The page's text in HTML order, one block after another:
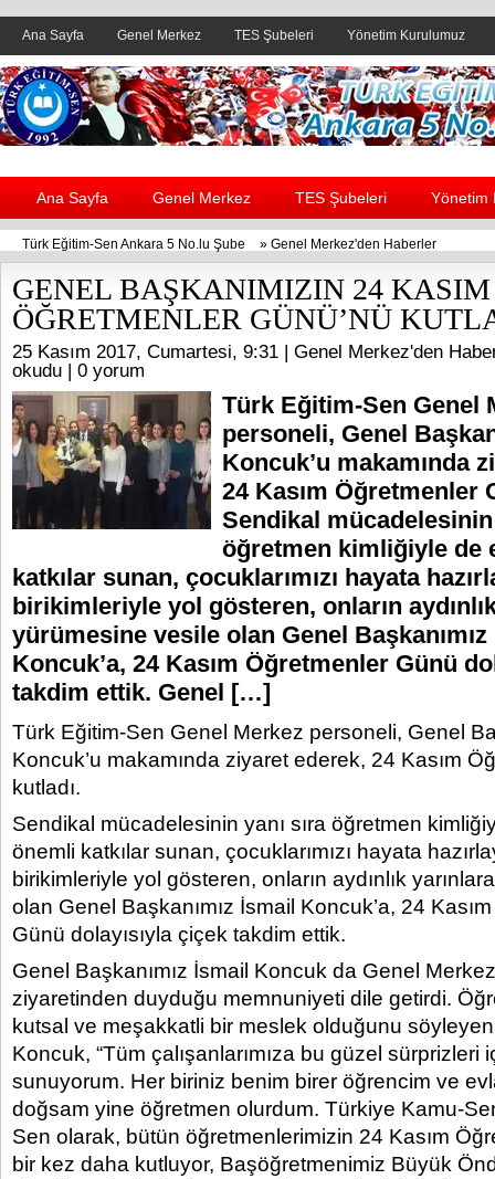
Ana Sayfa Genel Merkez TES Şubeleri Yönetim Kurulumuz
Header yanı reklam alanı
Ana Sayfa Genel Merkez TES Şubeleri Yönetim
Türk Eğitim-Sen Ankara 5 No.lu Şube » Genel Merkez'den Haberler
GENEL BAŞKANIMIZIN 24 KASIM
ÖĞRETMENLER GÜNÜ’NÜ
25 Kasım 2017, Cumartesi, 9:31 | Genel Merkez'den
okudu | 0 yorum
Türk Eğitim-Sen Genel
personeli, Genel
Koncuk’u makamında
24 Kasım Öğretmenler
Sendikal mücadelesinin
öğretmen kimliğiyle de
katkılar sunan, çocuklarımızı hayata
birikimleriyle yol gösteren, onların
yürümesine vesile olan Genel
Koncuk’a, 24 Kasım Öğretmenler Günü
takdim ettik. Genel […]
Türk Eğitim-Sen Genel Merkez personeli, Genel
Koncuk’u makamında ziyaret ederek, 24 Kasım
kutladı.
Sendikal mücadelesinin yanı sıra öğretmen
önemli katkılar sunan, çocuklarımızı hayata
birikimleriyle yol gösteren, onların aydınlık
olan Genel Başkanımız İsmail Koncuk’a, 24
Günü dolayısıyla çiçek takdim ettik.
Genel Başkanımız İsmail Koncuk da Genel
ziyaretinden duyduğu memnuniyeti dile getirdi.
kutsal ve meşakkatli bir meslek olduğunu
Koncuk, “Tüm çalışanlarımıza bu güzel sürprizleri
sunuyorum. Her biriniz benim birer öğrencim ve
doğsam yine öğretmen olurdum. Türkiye Kamu-
Sen olarak, bütün öğretmenlerimizin 24 Kasım
bir kez daha kutluyor, Başöğretmenimiz Büyük